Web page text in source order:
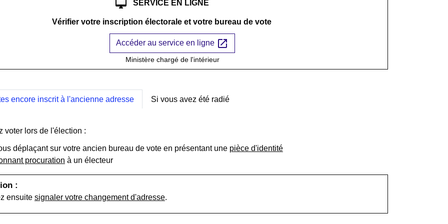
desktop_mac SERVICE EN LIGNE
Vérifier votre inscription électorale et votre bureau de vote
Accéder au service en ligne open_in_new
Ministère chargé de l'intérieur
encore inscrit à l'ancienne adresse Si vous avez été radié
voter lors de l'élection :
déplaçant sur votre ancien bureau de vote en présentant une pièce d'identité
procuration à un électeur
:
ensuite signaler votre changement d'adresse.